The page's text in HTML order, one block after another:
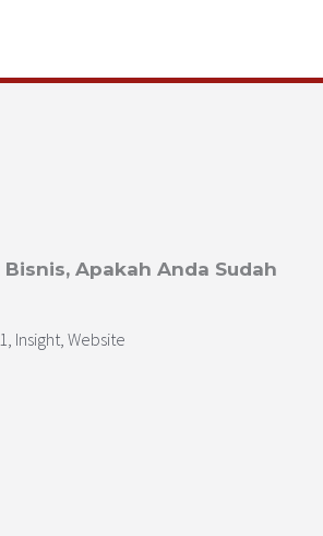
Apakah Anda Sudah
Insight Website